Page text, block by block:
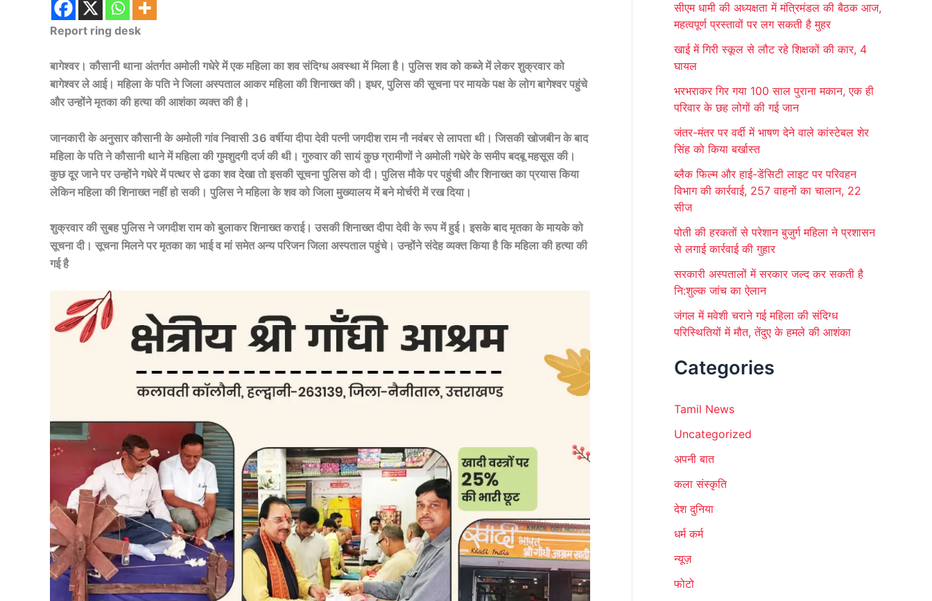
Report ring desk
बागेश्वर। कौसानी थाना अंतर्गत अमोली गधेरे में एक महिला का शव संदिग्ध अवस्था में मिला है। पुलिस शव को कब्जे में लेकर शुक्रवार को
बागेश्वर ले आई। महिला के पति ने जिला अस्पताल आकर महिला की शिनाख्त की। इधर, पुलिस की सूचना पर मायके पक्ष के लोग बागेश्वर पहुंचे
और उन्होंने मृतका की हत्या की आशंका व्यक्त की है।
जानकारी के अनुसार कौसानी के अमोली गांव निवासी 36 वर्षीया दीपा देवी पत्नी जगदीश राम नौ नवंबर से लापता थी। जिसकी खोजबीन के बाद
महिला के पति ने कौसानी थाने में महिला की गुमशुदगी दर्ज की थी। गुरुवार की सायं कुछ ग्रामीणों ने अमोली गधेरे के समीप बदबू महसूस की।
कुछ दूर जाने पर उन्होंने गधेरे में पत्थर से ढका शव देखा तो इसकी सूचना पुलिस को दी। पुलिस मौके पर पहुंची और शिनाख्त का प्रयास किया
लेकिन महिला की शिनाख्त नहीं हो सकी। पुलिस ने महिला के शव को जिला मुख्यालय में बने मोर्चरी में रख दिया।
शुक्रवार की सुबह पुलिस ने जगदीश राम को बुलाकर शिनाख्त कराई। उसकी शिनाख्त दीपा देवी के रूप में हुई। इसके बाद मृतका के मायके को
सूचना दी। सूचना मिलने पर मृतका का भाई व मां समेत अन्य परिजन जिला अस्पताल पहुंचे। उन्होंने संदेह व्यक्त किया है कि महिला की हत्या की
गई है
o
सीएम धामी की अध्यक्षता में मंत्रिमंडल की बैठक आज,
महत्वपूर्ण प्रस्तावों पर लग सकती है मुहर
खाई में गिरी स्कूल से लौट रहे शिक्षकों की कार, 4
घायल
भरभराकर गिर गया 100 साल पुराना मकान, एक ही
परिवार के छह लोगों की गई जान
जंतर-मंतर पर वर्दी में भाषण देने वाले कांस्टेबल शेर
सिंह को किया बर्खास्त
ब्लैक फिल्म और हाई-डेंसिटी लाइट पर परिवहन
विभाग की कार्रवाई, 257 वाहनों का चालान, 22
सीज
पोती की हरकतों से परेशान बुजुर्ग महिला ने प्रशासन
से लगाई कार्रवाई की गुहार
सरकारी अस्पतालों में सरकार जल्द कर सकती है
नि:शुल्क जांच का ऐलान
जंगल में मवेशी चराने गई महिला की संदिग्ध
परिस्थितियों में मौत, तेंदुए के हमले की आशंका
Categories
Tamil News
Uncategorized
अपनी बात
कला संस्कृति
देश दुनिया
धर्म कर्म
न्यूज़
फोटो